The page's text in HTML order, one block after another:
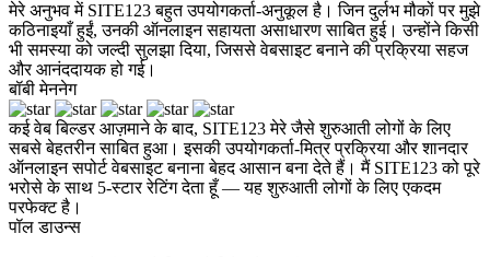
मेरे अनुभव में SITE123 बहुत उपयोगकर्ता‑अनुकूल है। जिन दुर्लभ मौकों पर मुझे
कठिनाइयाँ हुईं, उनकी ऑनलाइन सहायता असाधारण साबित हुई। उन्होंने किसी
भी समस्या को जल्दी सुलझा दिया, जिससे वेबसाइट बनाने की प्रक्रिया सहज
और आनंददायक हो गई।
बॉबी मेननेग
कई वेब बिल्डर आज़माने के बाद, SITE123 मेरे जैसे शुरुआती लोगों के लिए
सबसे बेहतरीन साबित हुआ। इसकी उपयोगकर्ता-मित्र प्रक्रिया और शानदार
ऑनलाइन सपोर्ट वेबसाइट बनाना बेहद आसान बना देते हैं। मैं SITE123 को पूरे
भरोसे के साथ 5-स्टार रेटिंग देता हूँ — यह शुरुआती लोगों के लिए एकदम
परफेक्ट है।
पॉल डाउन्स